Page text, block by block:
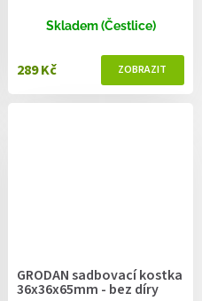
Skladem (Čestlice)
289 Kč
GRODAN sadbovací kostka
36x36x65mm - bez díry